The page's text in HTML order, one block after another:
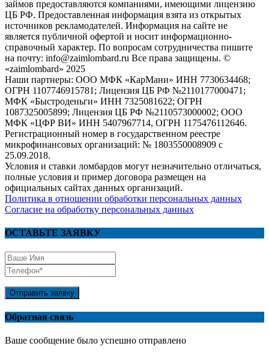
займов предоставляются компаниями, имеющими лицензию
ЦБ РФ. Предоставленная информация взята из открытых
источников рекламодателей. Информация на сайте не
является публичной офертой и носит информационно-
справочный характер. По вопросам сотрудничества пишите
на почту: info@zaimlombard.ru Все права защищены. ©
«zaimlombard» 2025
Наши партнеры: ООО МФК «КарМани» ИНН 7730634468;
ОГРН 1107746915781; Лицензия ЦБ РФ №2110177000471;
МФК «Быстроденьги» ИНН 7325081622; ОГРН
1087325005899; Лицензия ЦБ РФ №2110573000002; ООО
МФК «ЦФР ВИ» ИНН 5407967714, ОГРН 1175476112646.
Регистрационный номер в государственном реестре
микрофинансовых организаций: № 1803550008909 с
25.09.2018.
Условия и ставки ломбардов могут незначительно отличаться,
полные условия и пример договора размещен на
официальных сайтах данных организаций.
Политика в отношении обработки персональных данных
Согласие на обработку персональных данных
ОСТАВЬТЕ ЗАЯВКУ
Отправить заявку
Обратная связь
Ваше сообщение было успешно отправлено